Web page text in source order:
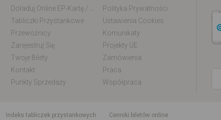
Polityka Prywatności
Tabliczki Przystankowe
Ustawienia Cookies
Przewoźnicy
Komunikaty
Zarejestruj Się
Projekty UE
Twoje Bilety
Zamówienia
Kontakt
Praca
Punkty Sprzedaży
Współpraca
indeks tabliczek przystankowych
Cenniki biletów online